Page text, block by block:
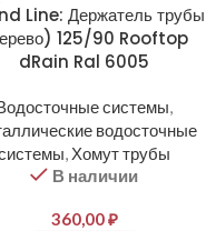
Line: Держатель трубы
125/90 Rooftop
dRain Ral 6005
системы,
водосточные
, Хомут трубы
В наличии
360,00₽